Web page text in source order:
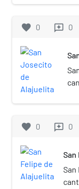
favorite 0 reviews 0
favorite 0 reviews 0